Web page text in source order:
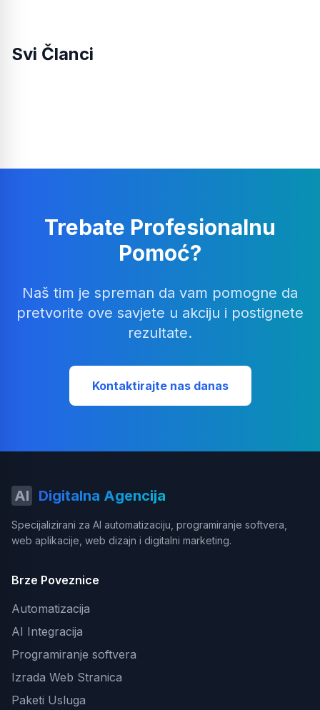
Svi Članci
Trebate Profesionalnu
Pomoć?
Naš tim je spreman da vam pomogne da
pretvorite ove savjete u akciju i postignete
rezultate.
Kontaktirajte nas danas
AI Digitalna Agencija
Specijalizirani za AI automatizaciju, programiranje softvera,
web aplikacije, web dizajn i digitalni marketing.
Brze Poveznice
Automatizacija
AI Integracija
Programiranje softvera
Izrada Web Stranica
Paketi Usluga